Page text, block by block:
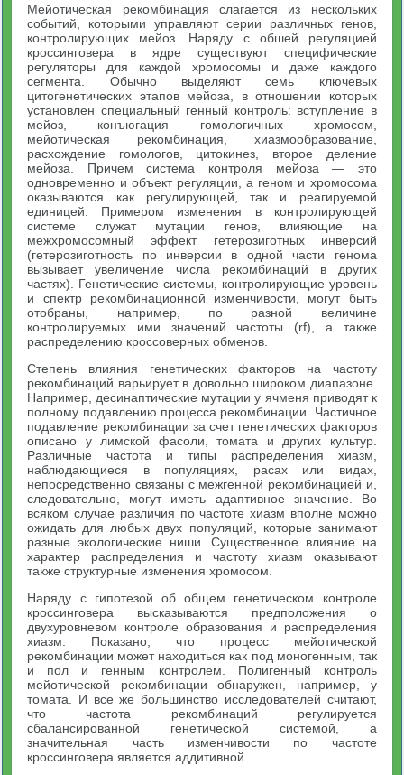
Мейотическая рекомбинация слагается из нескольких
событий, которыми управляют серии различных генов,
контролирующих мейоз. Наряду с обшей регуляцией
кроссинговера в ядре существуют специфические
регуляторы для каждой хромосомы и даже каждого
сегмента. Обычно выделяют семь ключевых
цитогенетических этапов мейоза, в отношении которых
установлен специальный генный контроль: вступление в
мейоз, конъюгация гомологичных хромосом,
мейотическая рекомбинация, хиазмообразование,
расхождение гомологов, цитокинез, второе деление
мейоза. Причем система контроля мейоза — это
одновременно и объект регуляции, а геном и хромосома
оказываются как регулирующей, так и реагируемой
единицей. Примером изменения в контролирующей
системе служат мутации генов, влияющие на
межхромосомный эффект гетерозиготных инверсий
(гетерозиготность по инверсии в одной части генома
вызывает увеличение числа рекомбинаций в других
частях). Генетические системы, контролирующие уровень
и спектр рекомбинационной изменчивости, могут быть
отобраны, например, по разной величине
контролируемых ими значений частоты (rf), а также
распределению кроссоверных обменов.
Степень влияния генетических факторов на частоту
рекомбинаций варьирует в довольно широком диапазоне.
Например, десинаптические мутации у ячменя приводят к
полному подавлению процесса рекомбинации. Частичное
подавление рекомбинации за счет генетических факторов
описано у лимской фасоли, томата и других культур.
Различные частота и типы распределения хиазм,
наблюдающиеся в популяциях, расах или видах,
непосредственно связаны с межгенной рекомбинацией и,
следовательно, могут иметь адаптивное значение. Во
всяком случае различия по частоте хиазм вполне можно
ожидать для любых двух популяций, которые занимают
разные экологические ниши. Существенное влияние на
характер распределения и частоту хиазм оказывают
также структурные изменения хромосом.
Наряду с гипотезой об общем генетическом контроле
кроссинговера высказываются предположения о
двухуровневом контроле образования и распределения
хиазм. Показано, что процесс мейотической
рекомбинации может находиться как под моногенным, так
и пол и генным контролем. Полигенный контроль
мейотической рекомбинации обнаружен, например, у
томата. И все же большинство исследователей считают,
что частота рекомбинаций регулируется
сбалансированной генетической системой, а
значительная часть изменчивости по частоте
кроссинговера является аддитивной.